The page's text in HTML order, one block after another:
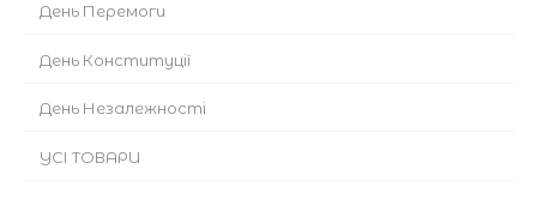
День Перемоги
День Конституції
День Незалежності
УСІ ТОВАРИ